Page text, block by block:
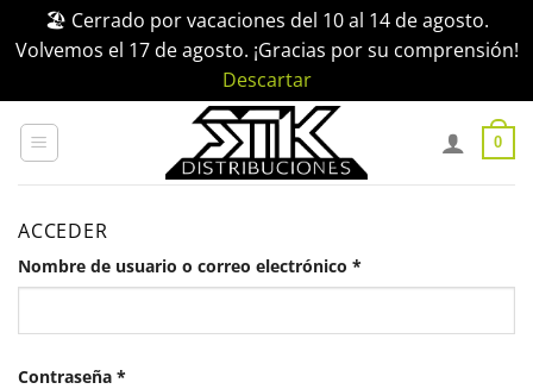
🏖️ Cerrado por vacaciones del 10 al 14 de agosto.
Volvemos el 17 de agosto. ¡Gracias por su comprensión!
Descartar
0
ACCEDER
Nombre de usuario o correo electrónico *Obligatorio
Contraseña *Obligatorio